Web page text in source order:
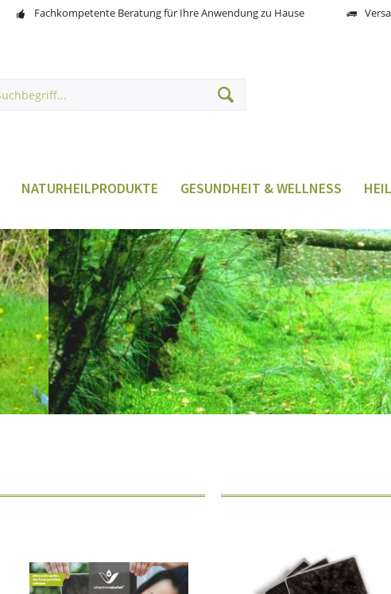
Fachkompetente Beratung für Ihre Anwendung zu Hause
NATURHEILPRODUKTE GESUNDHEIT & WELLNESS